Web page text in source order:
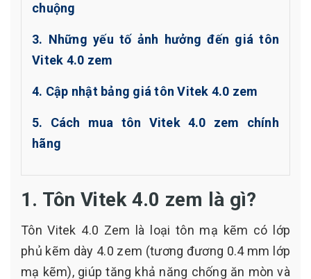
chuộng
3. Những yếu tố ảnh hưởng đến giá tôn
Vitek 4.0 zem
4. Cập nhật bảng giá tôn Vitek 4.0 zem
5. Cách mua tôn Vitek 4.0 zem chính
hãng
1. Tôn Vitek 4.0 zem là gì?
Tôn Vitek 4.0 Zem là loại tôn mạ kẽm có lớp
phủ kẽm dày 4.0 zem (tương đương 0.4 mm lớp
mạ kẽm), giúp tăng khả năng chống ăn mòn và